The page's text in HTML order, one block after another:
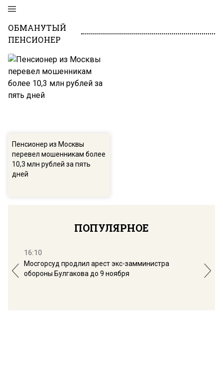
ОБМАНУТЫЙ
ПЕНСИОНЕР
Пенсионер из Москвы
перевел мошенникам более
10,3 млн рублей за пять
дней
ПОПУЛЯРНОЕ
16:10
Мосгорсуд продлил арест экс-замминистра
обороны Булгакова до 9 ноября